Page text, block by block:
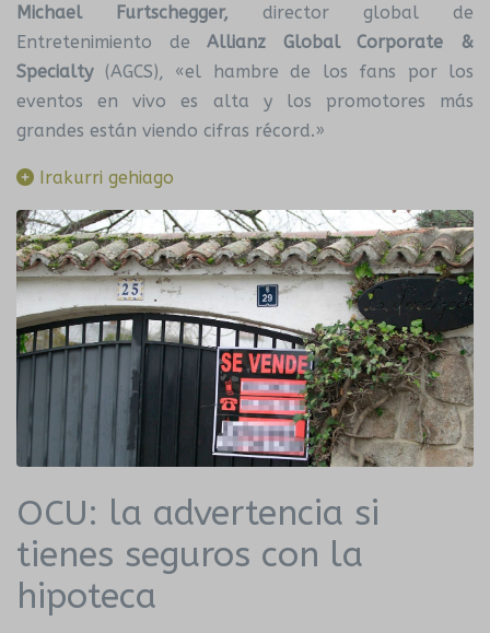
Michael Furtschegger, director global de
Entretenimiento deAllianz Global Corporate &
Specialty(AGCS), «el hambre de los fans por los
eventos en vivo es alta y los promotores más
grandes están viendo cifras récord.»
Irakurri gehiago
OCU: la advertencia si
tienes seguros con la
hipoteca